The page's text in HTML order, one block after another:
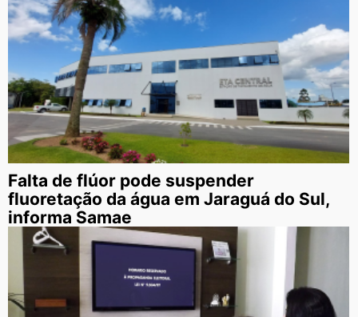
Falta de flúor pode suspender
fluoretação da água em Jaraguá do Sul,
informa Samae